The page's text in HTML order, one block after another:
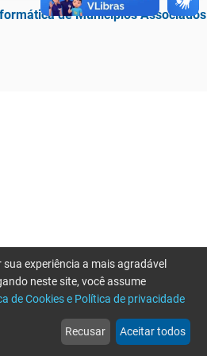
de Municípios Associados
web
Notícias
more_horiz
Mais
experiência a mais agradável
neste site, você assume
de Cookies e Política de privacidade
Recusar Aceitar todos
por favor tente novamente